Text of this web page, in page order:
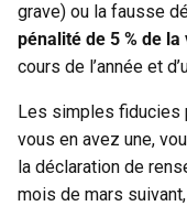
grave) ou la fausse
pénalité de 5 % de
cours de l’année et
Les simples fiducies
vous en avez une,
la déclaration de
mois de mars